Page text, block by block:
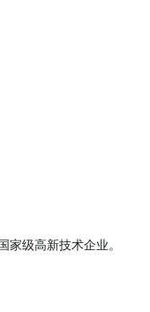
级高新技术企业。